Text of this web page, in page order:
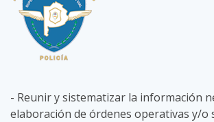
- Reunir y sistematizar la información
elaboración de órdenes operativas y/o